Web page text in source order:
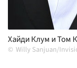
Хайди Клум и Том
Willy Sanjuan/